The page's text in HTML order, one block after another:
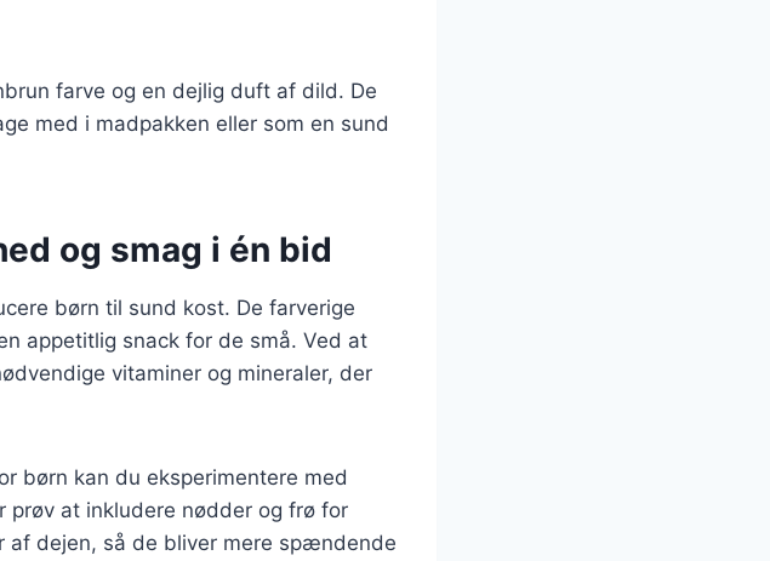
farve og en dejlig duft af dild. De
med i madpakken eller som en sund
og smag i én bid
børn til sund kost. De farverige
appetitlig snack for de små. Ved at
vitaminer og mineraler, der
børn kan du eksperimentere med
at inkludere nødder og frø for
af dejen, så de bliver mere spændende